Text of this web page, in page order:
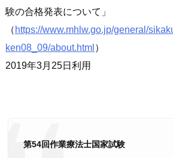
験の合格発表について
（ https://www.mhlw.go.jp/general/
ken08_09/about.html ）
2019年3月25日利用
第54回作業療法士国家試験